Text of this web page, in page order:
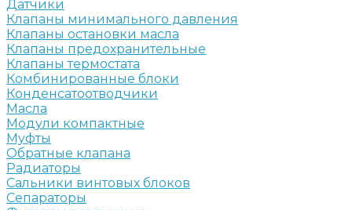
Датчики
Клапаны минимального давления
Клапаны остановки масла
Клапаны предохранительные
Клапаны термостата
Комбинированные блоки
Конденсатоотводчики
Масла
Модули компактные
Муфты
Обратные клапана
Радиаторы
Сальники винтовых блоков
Сепараторы